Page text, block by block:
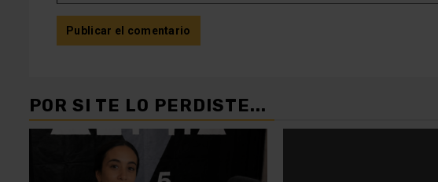
POR SI TE LO PERDISTE...